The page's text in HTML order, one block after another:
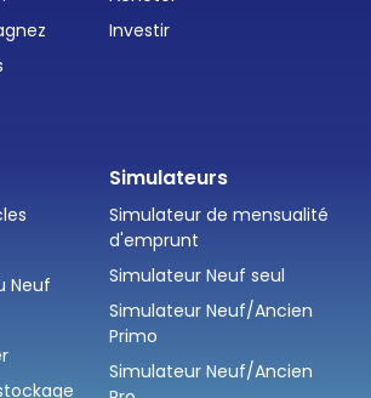
Investir
Neuf
Simulateurs
Simulateur de mensualité
d'emprunt
Simulateur Neuf seul
Simulateur Neuf/Ancien
Primo
Simulateur Neuf/Ancien